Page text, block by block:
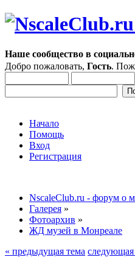
Наше сообщество в
Добро пожаловать, Гость.
Начало
Помощь
Вход
Регистрация
NscaleClub.ru - форум о
Галерея »
Фотоархив »
ЖД музей в Монреале
« предыдущая тема следующая